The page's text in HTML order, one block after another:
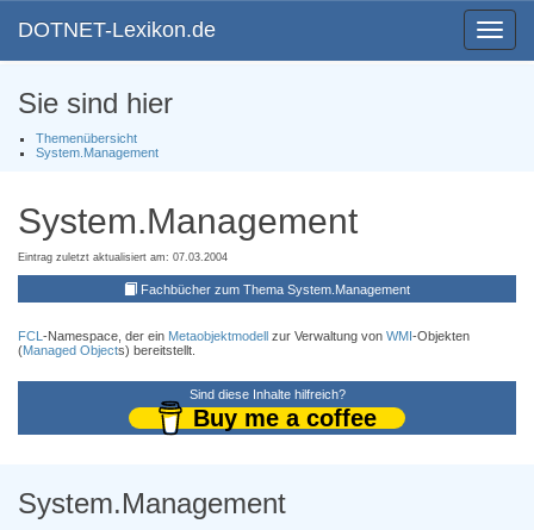
Toggle
DOTNET-Lexikon.de
Sie sind hier
Themenübersicht
System.Management
System.Management
Eintrag zuletzt aktualisiert am: 07.03.2004
Fachbücher zum Thema System.Management
FCL -Namespace, der ein Metaobjektmodell zur Verwaltung von WMI-Objekten
(Managed Objects) bereitstellt.
Sind diese Inhalte hilfreich?
Buy me a coffee
System.Management